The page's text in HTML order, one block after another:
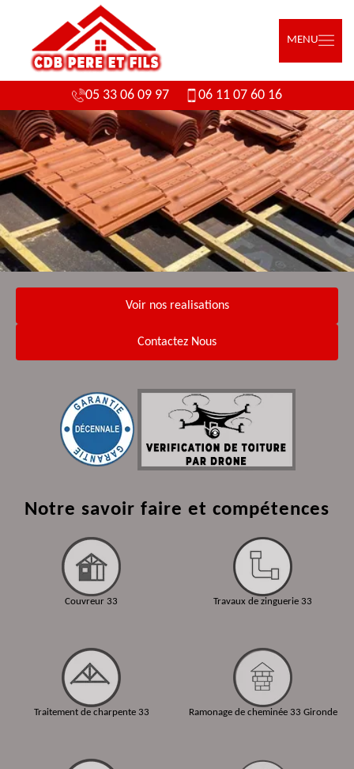
MENU
05 33 06 09 97 06 11 07 60 16
Voir nos realisations
Contactez Nous
Notre savoir faire et compétences
Couvreur 33
Traitement de charpente 33
Travaux de zinguerie 33
Ramonage de cheminée 33 Gironde